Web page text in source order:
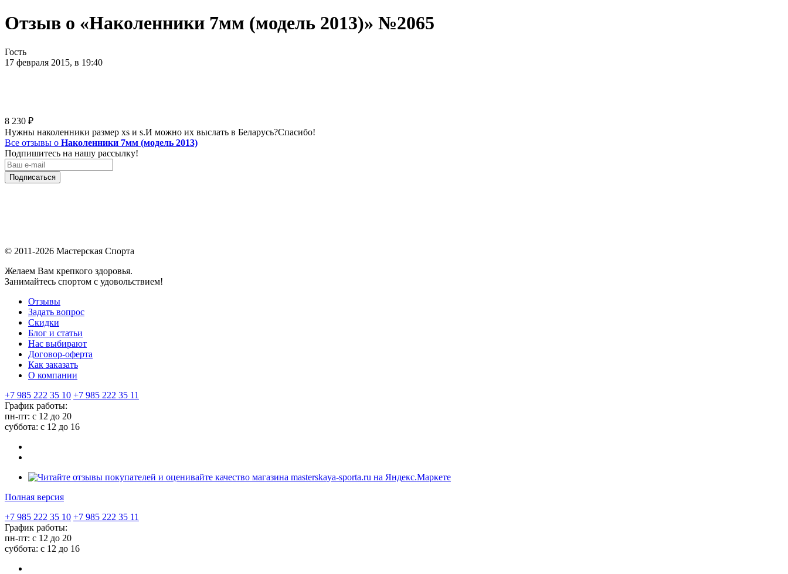
Отзыв о «Наколенники 7мм (модель 2013)» №2065
Гость
17 февраля 2015, в 19:40
8 230 ₽
Нужны наколенники размер xs и s.И можно их выслать в Беларусь?Спасибо!
Все отзывы о Наколенники 7мм (модель 2013)
Подпишитесь на нашу рассылку!
Подписаться
© 2011-2026 Мастерская Спорта
Желаем Вам крепкого здоровья.
Занимайтесь спортом с удовольствием!
Отзывы
Задать вопрос
Скидки
Блог и статьи
Нас выбирают
Договор-оферта
Как заказать
О компании
+7 985 222 35 10 +7 985 222 35 11
График работы:
пн-пт: с 12 до 20
суббота: c 12 до 16
Полная версия
+7 985 222 35 10 +7 985 222 35 11
График работы:
пн-пт: с 12 до 20
суббота: c 12 до 16